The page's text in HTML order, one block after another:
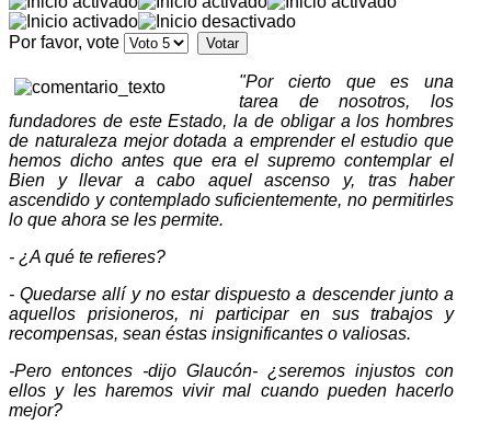
Por favor, vote
"Por cierto que es una
tarea de nosotros, los
fundadores de este Estado, la de obligar a los hombres
de naturaleza mejor dotada a emprender el estudio que
hemos dicho antes que era el supremo contemplar el
Bien y llevar a cabo aquel ascenso y, tras haber
ascendido y contemplado suficientemente, no permitirles
lo que ahora se les permite.
‑ ¿A qué te refieres?
‑ Quedarse allí y no estar dispuesto a descender junto a
aquellos prisioneros, ni participar en sus trabajos y
recompensas, sean éstas insignificantes o valiosas.
‑Pero entonces ‑dijo Glaucón‑ ¿seremos injustos con
ellos y les haremos vivir mal cuando pueden hacerlo
mejor?